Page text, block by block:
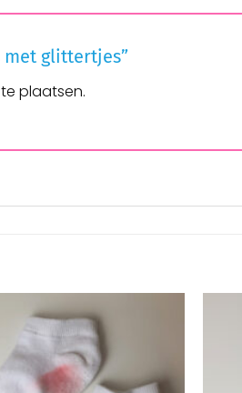
met glittertjes”
plaatsen.